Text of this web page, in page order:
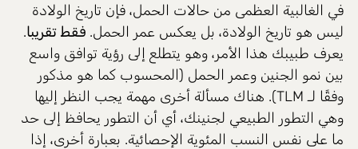
في الغالبية العظمى من حالات الحمل، فإن تاريخ الولادة
ليس هو تاريخ الولادة، بل يعكس عمر الحمل. فقط تقريبا.
يعرف طبيبك هذا الأمر، وهو يتطلع إلى رؤية توافق واسع
بين نمو الجنين وعمر الحمل (المحسوب كما هو مذكور
وفقًا لـ TLM). هناك مسألة أخرى مهمة يجب النظر إليها
وهي التطور الطبيعي لجنينك، أي أن التطور يحافظ إلى حد
ما على نفس النسب المئوية الإحصائية. بعبارة أخرى، إذا